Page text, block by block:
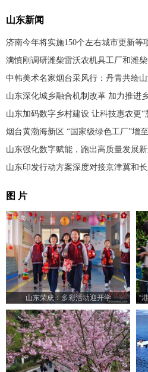
山东新闻
济南今年将实施150个左右城市更新等
满慎刚调研潍柴雷沃农机具工厂和潍
中韩美术名家烟台采风行：丹青共绘
山东深化城乡融合机制改革 加力推进
山东加码数字乡村建设 让科技惠农更“
烟台黄渤海新区 “国家级绿色工厂”增
山东强化数字赋能，跑出高质量发展
山东印发行动方案深度对接京津冀和
图 片
山东荣成：多彩活动迎开学
“